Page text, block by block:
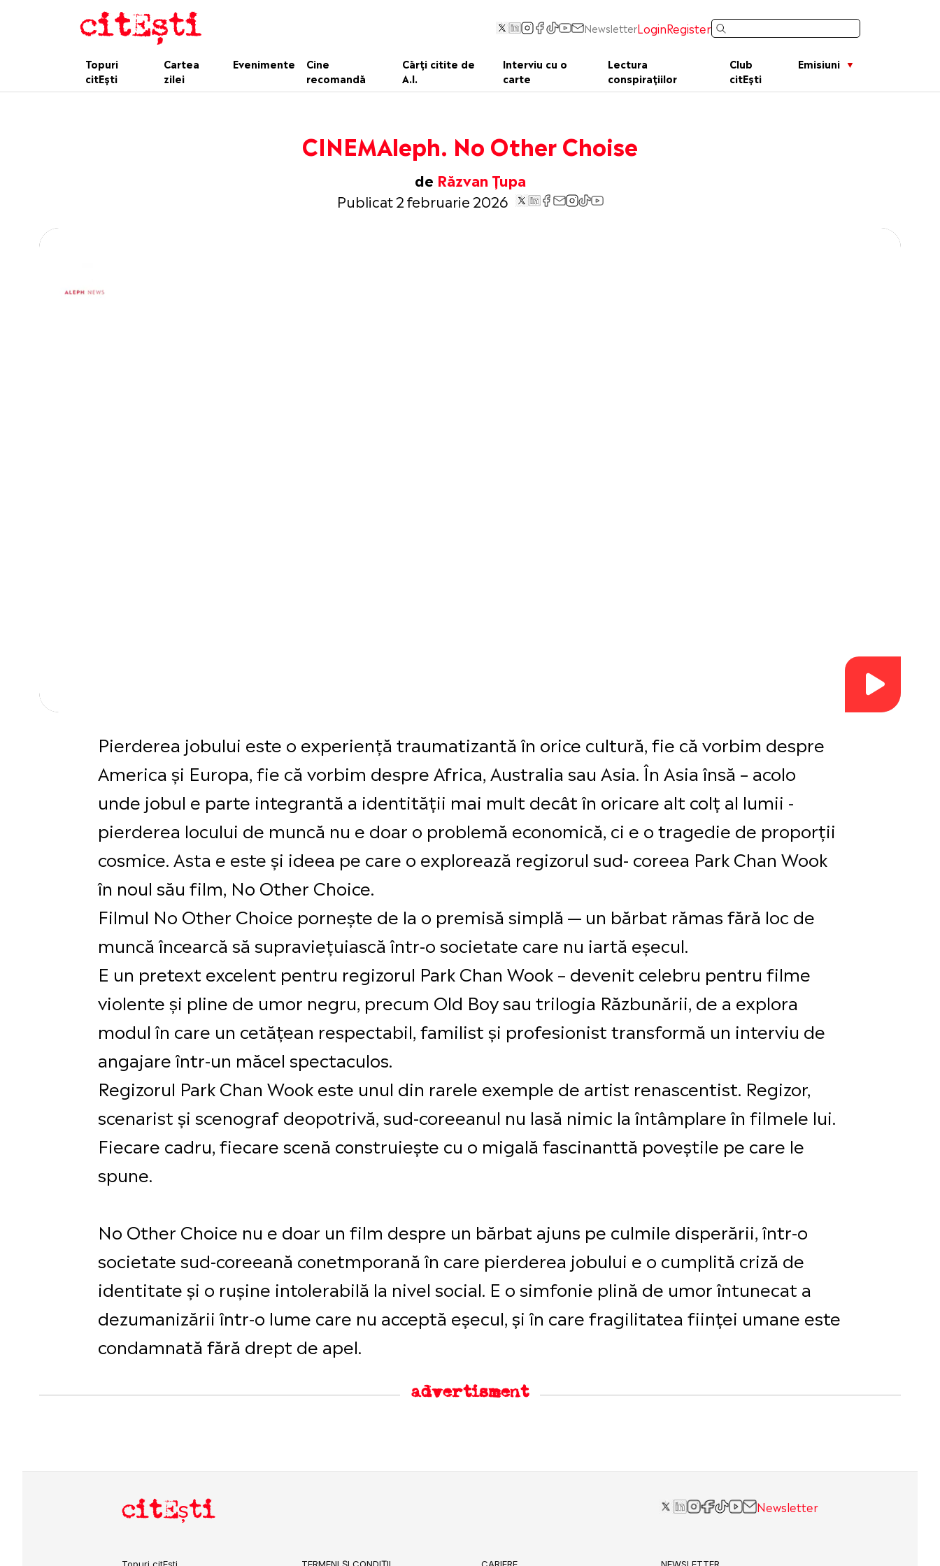
NewsletterLoginRegister
Topuri
citEști
Cartea
zilei
Evenimente
Cine
recomandă
Cărți citite de
A.I.
Interviu cu o
carte
Lectura
conspirațiilor
Club
citEști
Emisiuni
CINEMAleph. No Other Choise
de Răzvan Țupa
Publicat 2 februarie 2026
Pierderea jobului este o experiență traumatizantă în orice cultură, fie că vorbim despre
America și Europa, fie că vorbim despre Africa, Australia sau Asia. În Asia însă – acolo
unde jobul e parte integrantă a identității mai mult decât în oricare alt colț al lumii -
pierderea locului de muncă nu e doar o problemă economică, ci e o tragedie de proporții
cosmice. Asta e este și ideea pe care o explorează regizorul sud- coreea Park Chan Wook
în noul său film, No Other Choice.
Filmul No Other Choice pornește de la o premisă simplă — un bărbat rămas fără loc de
muncă încearcă să supraviețuiască într-o societate care nu iartă eșecul.
E un pretext excelent pentru regizorul Park Chan Wook – devenit celebru pentru filme
violente și pline de umor negru, precum Old Boy sau trilogia Răzbunării, de a explora
modul în care un cetățean respectabil, familist și profesionist transformă un interviu de
angajare într-un măcel spectaculos.
Regizorul Park Chan Wook este unul din rarele exemple de artist renascentist. Regizor,
scenarist și scenograf deopotrivă, sud-coreeanul nu lasă nimic la întâmplare în filmele lui.
Fiecare cadru, fiecare scenă construiește cu o migală fascinanttă poveștile pe care le
spune.
No Other Choice nu e doar un film despre un bărbat ajuns pe culmile disperării, într-o
societate sud-coreeană conetmporană în care pierderea jobului e o cumplită criză de
identitate și o rușine intolerabilă la nivel social. E o simfonie plină de umor întunecat a
dezumanizării într-o lume care nu acceptă eșecul, și în care fragilitatea ființei umane este
condamnată fără drept de apel.
advertisment
citEști Newsletter
Topuri citEști TERMENI ȘI CONDIȚII CARIERE NEWSLETTER